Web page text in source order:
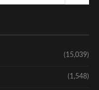
(15,039)
(1,548)